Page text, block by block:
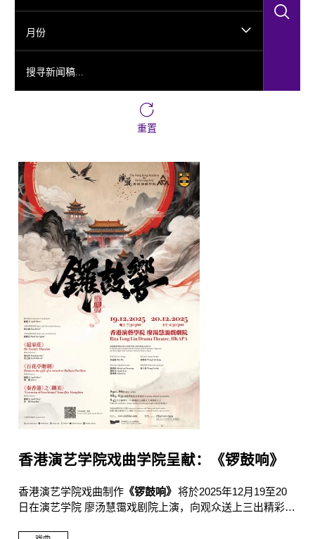
月份
重置
香港演艺学院戏曲学院呈献：《锣鼓响》
香港演艺学院戏曲制作 《锣鼓响》 将於2025年12月19至20
日在演艺学院 廖汤慧霭戏剧院上演，向观众送上三出精彩折